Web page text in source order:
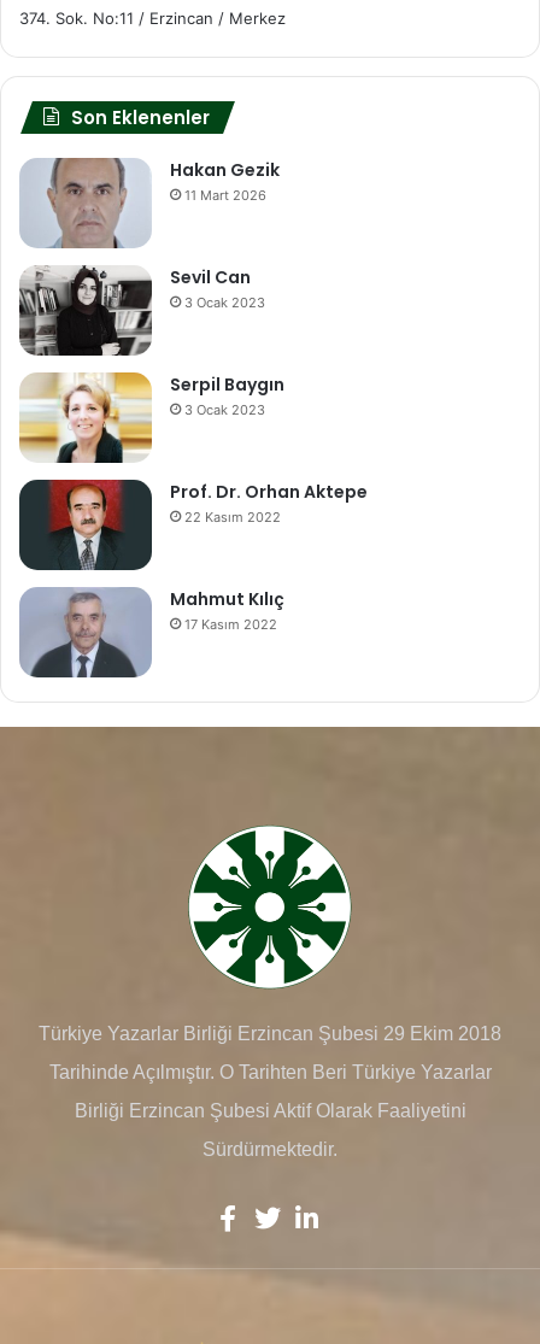
374. Sok. No:11 / Erzincan / Merkez
Son Eklenenler
Hakan Gezik
11 Mart 2026
Sevil Can
3 Ocak 2023
Serpil Baygın
3 Ocak 2023
Prof. Dr. Orhan Aktepe
22 Kasım 2022
Mahmut Kılıç
17 Kasım 2022
Türkiye Yazarlar Birliği Erzincan Şubesi 29 Ekim 2018
Tarihinde Açılmıştır. O Tarihten Beri Türkiye Yazarlar
Birliği Erzincan Şubesi Aktif Olarak Faaliyetini
Sürdürmektedir.